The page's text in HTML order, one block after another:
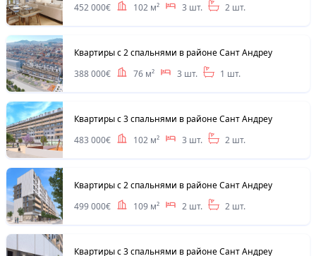
452 000€
102 м² 3 шт. 2 шт.
Квартиры с 2 спальнями в районе Сант Андреу
388 000€
76 м² 3 шт. 1 шт.
Квартиры с 3 спальнями в районе Сант Андреу
483 000€
102 м² 3 шт. 2 шт.
Квартиры с 2 спальнями в районе Сант Андреу
499 000€
109 м² 2 шт. 2 шт.
Квартиры с 3 спальнями в районе Сант Андреу